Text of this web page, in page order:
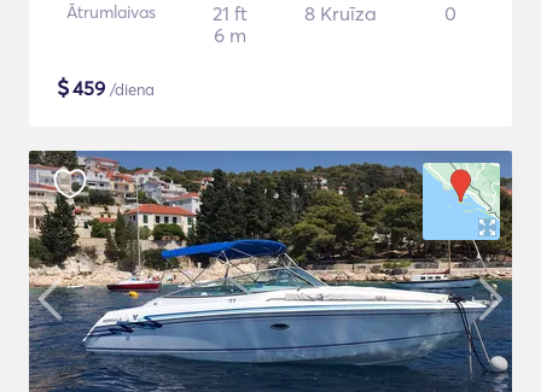
Ātrumlaivas
21 ft
6 m
8 Kruīza 0
$459 /diena